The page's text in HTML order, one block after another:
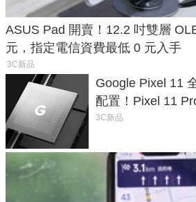
ASUS Pad 開賣！12.2 吋雙層
元，指定電信資費最低 0 元入手
3C新品
Google Pixel 11
配置！Pixel 11
1.6%
3C新品